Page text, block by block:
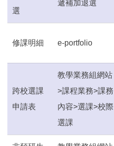
選
遞補加退選
修課明細 e-portfolio
跨校選課
申請表
教學業務組網站
>課程業務>課務
內容>選課>校際
選課